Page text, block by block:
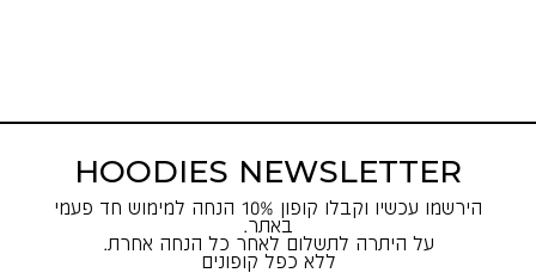
HOODIES NEWSLETTER
הירשמו עכשיו וקבלו קופון 10% הנחה למימוש חד פעמי
באתר.
על היתרה לתשלום לאחר כל הנחה אחרת.
ללא כפל קופונים